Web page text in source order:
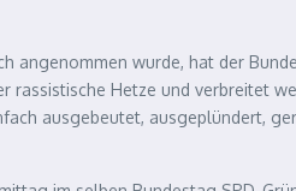
angenommen wurde, hat der
rassistische Hetze und verbreitet
ausgebeutet, ausgeplündert,